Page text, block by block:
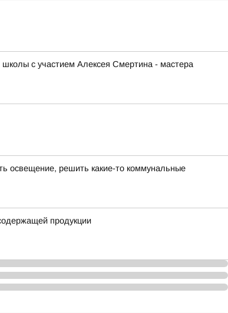
с участием Алексея Смертина - мастера
освещение, решить какие-то коммунальные
продукции